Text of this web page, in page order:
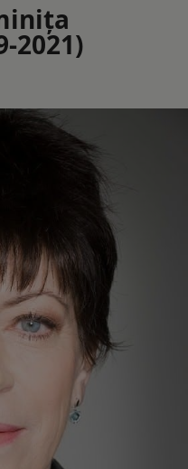
2021)